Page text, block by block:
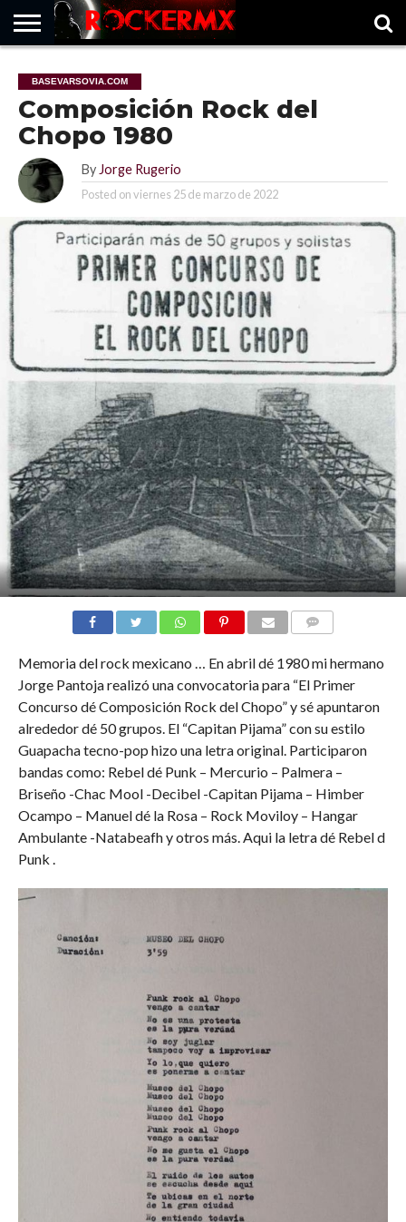
MUSICNEWS
FRAGMENTOS
ROCKERMX
BASEVARSOVIA
PUNTOROCK
BASEVARSOVIA.COM
Composición Rock del
Chopo 1980
By Jorge Rugerio
Posted onviernes 25 de marzo de 2022
Memoria del rock mexicano … En abril dé 1980 mi hermano
Jorge Pantoja realizó una convocatoria para “El Primer
Concurso dé Composición Rock del Chopo” y sé apuntaron
alrededor dé 50 grupos. El “Capitan Pijama” con su estilo
Guapacha tecno-pop hizo una letra original. Participaron
bandas como: Rebel dé Punk – Mercurio – Palmera –
Briseño -Chac Mool -Decibel -Capitan Pijama – Himber
Ocampo – Manuel dé la Rosa – Rock Moviloy – Hangar
Ambulante -Natabeafh y otros más. Aqui la letra dé Rebel d
Punk .